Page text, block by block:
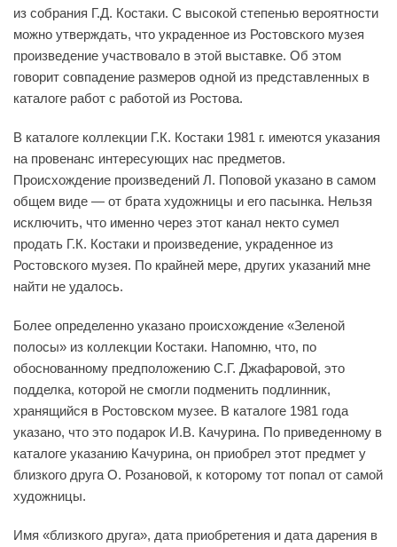
из собрания Г.Д. Костаки. С высокой степенью вероятности
можно утверждать, что украденное из Ростовского музея
произведение участвовало в этой выставке. Об этом
говорит совпадение размеров одной из представленных в
каталоге работ с работой из Ростова.
В каталоге коллекции Г.К. Костаки 1981 г. имеются указания
на провенанс интересующих нас предметов.
Происхождение произведений Л. Поповой указано в самом
общем виде — от брата художницы и его пасынка. Нельзя
исключить, что именно через этот канал некто сумел
продать Г.К. Костаки и произведение, украденное из
Ростовского музея. По крайней мере, других указаний мне
найти не удалось.
Более определенно указано происхождение «Зеленой
полосы» из коллекции Костаки. Напомню, что, по
обоснованному предположению С.Г. Джафаровой, это
подделка, которой не смогли подменить подлинник,
хранящийся в Ростовском музее. В каталоге 1981 года
указано, что это подарок И.В. Качурина. По приведенному в
каталоге указанию Качурина, он приобрел этот предмет у
близкого друга О. Розановой, к которому тот попал от самой
художницы.
Имя «близкого друга», дата приобретения и дата дарения в